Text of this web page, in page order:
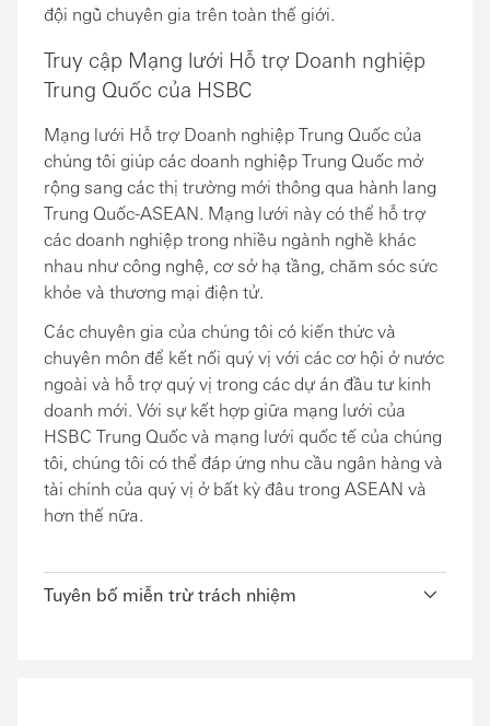
đội ngũ chuyên gia trên toàn thế giới.
Truy cập Mạng lưới Hỗ trợ Doanh nghiệp
Trung Quốc của HSBC
Mạng lưới Hỗ trợ Doanh nghiệp Trung Quốc của
chúng tôi giúp các doanh nghiệp Trung Quốc mở
rộng sang các thị trường mới thông qua hành lang
Trung Quốc-ASEAN. Mạng lưới này có thể hỗ trợ
các doanh nghiệp trong nhiều ngành nghề khác
nhau như công nghệ, cơ sở hạ tầng, chăm sóc sức
khỏe và thương mại điện tử.
Các chuyên gia của chúng tôi có kiến thức và
chuyên môn để kết nối quý vị với các cơ hội ở nước
ngoài và hỗ trợ quý vị trong các dự án đầu tư kinh
doanh mới. Với sự kết hợp giữa mạng lưới của
HSBC Trung Quốc và mạng lưới quốc tế của chúng
tôi, chúng tôi có thể đáp ứng nhu cầu ngân hàng và
tài chính của quý vị ở bất kỳ đâu trong ASEAN và
hơn thế nữa.
Tuyên bố miễn trừ trách nhiệm